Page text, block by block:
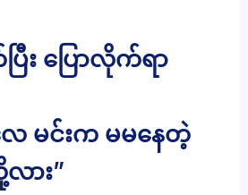
ြီး ပြောလိုက်ရာ
ေ မင်းက မမနေတဲ့
ား”